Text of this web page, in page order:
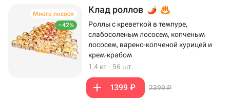
–42%
Много лосося Клад роллов
Роллы с креветкой в темпуре,
слабосоленым лососем, копченым
лососем, варено-копченой курицей и
крем-крабом
1,4 кг · 56 шт.
1399 ₽ 2399 ₽